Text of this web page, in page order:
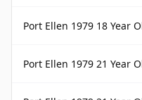
Port Ellen 1979 18 Year
Port Ellen 1979 21 Year Old